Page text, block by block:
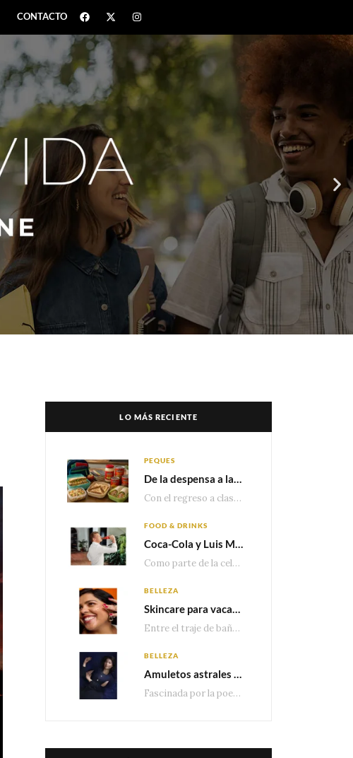
CONTACTO
LO MÁS RECIENTE
PEQUES
De la despensa a la lonchera: ideas rápidas para el regreso a clases
Con el regreso a clases cada vez más cerca, las familias comienzan a reorganizar horarios,…
FOOD & DRINKS
Coca-Cola y Luis Miguel estrenan el comercial que celebra 100 años de historia junto a México
Como parte de la celebración por sus primeros 100 años enMéxico, Coca-Cola presenta hoy el…
BELLEZA
Skincare para vacaciones: Los do’s and dont’s para cuidar tu piel
Entre el traje de baño, las sandalias, los lentes de sol y los looks que…
BELLEZA
Amuletos astrales y la icónica colección Zodiaque de Van Cleef & Arpels
Fascinada por la poesía de las estrellas, la Maison Van Cleef & Arpels celebra la llegada de las…